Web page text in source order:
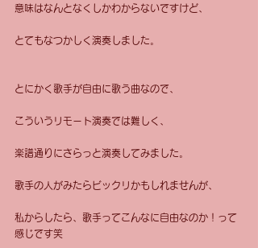
意味はなんとなくしかわからないですけど、
とてもなつかしく演奏しました。
とにかく歌手が自由に歌う曲なので、
こういうリモート演奏では難しく、
楽譜通りにさらっと演奏してみました。
歌手の人がみたらビックリかもしれませんが、
私からしたら、歌手ってこんなに自由なのか！って
感じです笑